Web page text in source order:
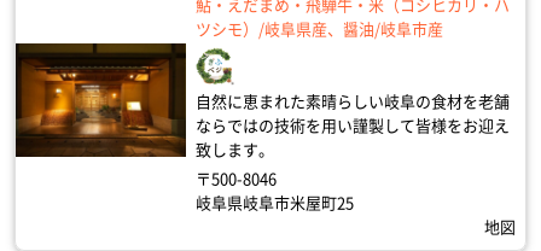
鮎・えだまめ・飛騨牛・米（コシヒカリ・ハ
ツシモ）/岐阜県産、醤油/岐阜市産
自然に恵まれた素晴らしい岐阜の食材を老舗
ならではの技術を用い謹製して皆様をお迎え
致します。
〒500-8046
岐阜県岐阜市米屋町25
地図